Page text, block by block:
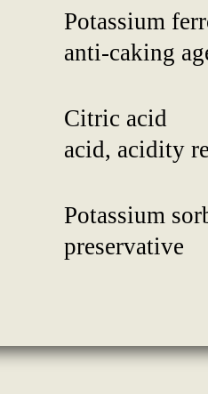
Potassium
anti-caking
Citric acid
acid, acidity
Potassium
preservative